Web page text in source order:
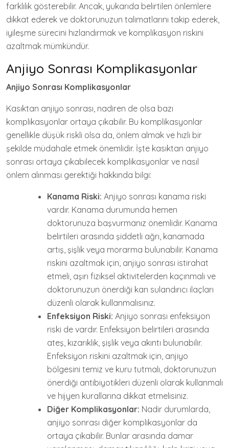
farklılık gösterebilir. Ancak, yukarıda belirtilen önlemlere
dikkat ederek ve doktorunuzun talimatlarını takip ederek,
iyileşme sürecini hızlandırmak ve komplikasyon riskini
azaltmak mümkündür.
Anjiyo Sonrası Komplikasyonlar
Anjiyo Sonrası Komplikasyonlar
Kasıktan anjiyo sonrası, nadiren de olsa bazı
komplikasyonlar ortaya çıkabilir. Bu komplikasyonlar
genellikle düşük riskli olsa da, önlem almak ve hızlı bir
şekilde müdahale etmek önemlidir. İşte kasıktan anjiyo
sonrası ortaya çıkabilecek komplikasyonlar ve nasıl
önlem alınması gerektiği hakkında bilgi:
Kanama Riski: Anjiyo sonrası kanama riski
vardır. Kanama durumunda hemen
doktorunuza başvurmanız önemlidir. Kanama
belirtileri arasında şiddetli ağrı, kanamada
artış, şişlik veya morarma bulunabilir. Kanama
riskini azaltmak için, anjiyo sonrası istirahat
etmeli, aşırı fiziksel aktivitelerden kaçınmalı ve
doktorunuzun önerdiği kan sulandırıcı ilaçları
düzenli olarak kullanmalısınız.
Enfeksiyon Riski: Anjiyo sonrası enfeksiyon
riski de vardır. Enfeksiyon belirtileri arasında
ateş, kızarıklık, şişlik veya akıntı bulunabilir.
Enfeksiyon riskini azaltmak için, anjiyo
bölgesini temiz ve kuru tutmalı, doktorunuzun
önerdiği antibiyotikleri düzenli olarak kullanmalı
ve hijyen kurallarına dikkat etmelisiniz.
Diğer Komplikasyonlar: Nadir durumlarda,
anjiyo sonrası diğer komplikasyonlar da
ortaya çıkabilir. Bunlar arasında damar